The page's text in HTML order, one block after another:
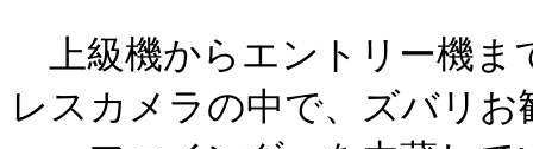
上級機からエントリー機ま
レスカメラの中で、ズバリ